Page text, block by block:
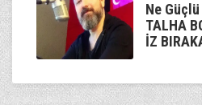
Ne
TALHA
İZ